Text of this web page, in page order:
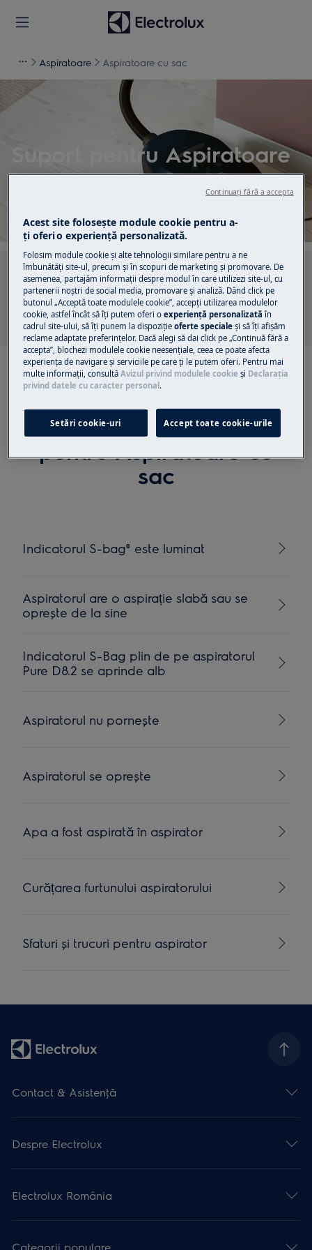
Aspiratoare Aspiratoare cu sac
Suport pentru Aspiratoare
cu sac
Caută printre articolele noastre de suport
Articole recomandate
pentru Aspiratoare cu
sac
Indicatorul S-bag® este luminat
Aspiratorul are o aspirație slabă sau se
oprește de la sine
Indicatorul S-Bag plin de pe aspiratorul
Pure D8.2 se aprinde alb
Aspiratorul nu pornește
Aspiratorul se oprește
Apa a fost aspirată în aspirator
Curățarea furtunului aspiratorului
Sfaturi și trucuri pentru aspirator
Contact & Asistenţă
Despre Electrolux
Electrolux România
Categorii populare
Acest site folosește module cookie pentru a-
ţi oferi o experienţă personalizată.
Folosim module cookie și alte tehnologii similare pentru a ne
îmbunătăţi site-ul, precum și în scopuri de marketing și promovare. De
asemenea, partajăm informaţii despre modul în care utilizezi site-ul, cu
partenerii noștri de social media, promovare și analiză. Dând click pe
butonul „Acceptă toate modulele cookie”, accepţi utilizarea modulelor
cookie, astfel încât să îţi putem oferi oexperienţă personalizată în
cadrul site-ului, să îţi punem la dispoziţieoferte speciale și să îţi afișăm
reclame adaptate preferinţelor. Dacă alegi să dai click pe „Continuă fără a
accepta”, blochezi modulele cookie neesenţiale, ceea ce poate afecta
experienţa de navigare și serviciile pe care ţi le putem oferi. Pentru mai
multe informaţii, consultăAvizul privind modulele cookie și Declaraţia
privind datele cu caracter personal.
Setări cookie-uri Accept toate cookie-urile
Continuați fără a accepta